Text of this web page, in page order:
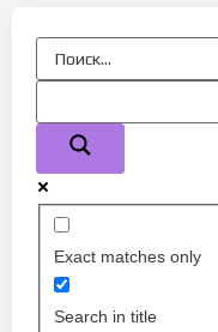
Exact matches only
Search in title